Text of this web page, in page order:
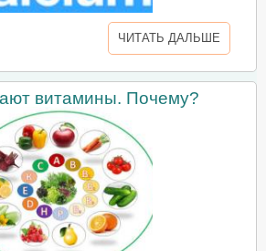
ЧИТАТЬ ДАЛЬШЕ
витамины. Почему?